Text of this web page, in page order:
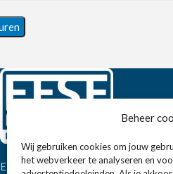
Beheer
Wij gebruiken cookies om jouw
het webverkeer te analyseren en
Eissens FSE is een horeca